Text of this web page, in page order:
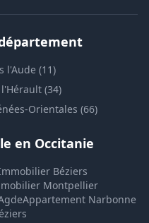
l'Aude (11)
(34)
Orientales (66)
en Occitanie
Béziers
Montpellier
Appartement Narbonne